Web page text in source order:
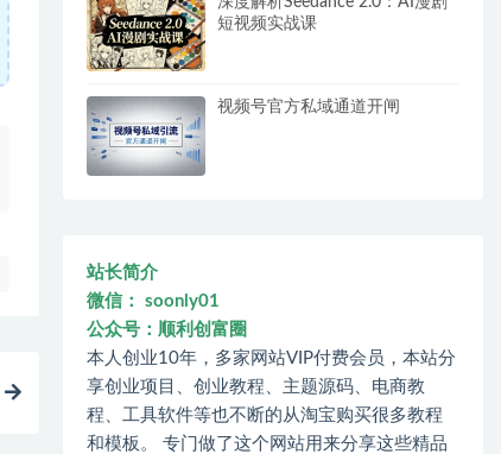
短视频实战课
视频号官方私域通道开闸
站长简介
微信： soonly01
公众号：顺利创富圈
本人创业10年，多家网站VIP付费会员，本站分
享创业项目、创业教程、主题源码、电商教
程、工具软件等也不断的从淘宝购买很多教程
和模板。 专门做了这个网站用来分享这些精品